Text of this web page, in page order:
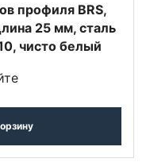
профиля BRS,
25 мм, сталь
чисто белый